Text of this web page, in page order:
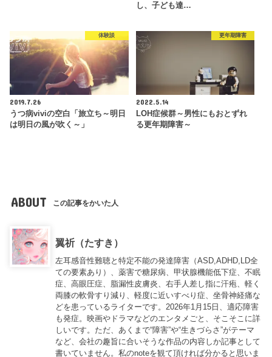
し、子ども達…
体験談
2019.7.26
うつ病viviの空白「旅立ち～明日
は明日の風が吹く～」
更年期障害
2022.5.14
LOH症候群～男性にもおとずれ
る更年期障害～
ABOUT この記事をかいた人
翼祈（たすき）
左耳感音性難聴と特定不能の発達障害（ASD,ADHD,LD全
ての要素あり）、薬害で糖尿病、甲状腺機能低下症、不眠
症、高眼圧症、脂漏性皮膚炎、右手人差し指に汗疱、軽く
両膝の軟骨すり減り、軽度に近いすべり症、坐骨神経痛な
どを患っているライターです。2026年1月15日、適応障害
も発症。映画やドラマなどのエンタメごと、そこそこに詳
しいです。ただ、あくまで“障害”や“生きづらさ”がテーマ
など、会社の趣旨に合いそうな作品の内容しか記事として
書いていません。私のnoteを観て頂ければ分かると思いま